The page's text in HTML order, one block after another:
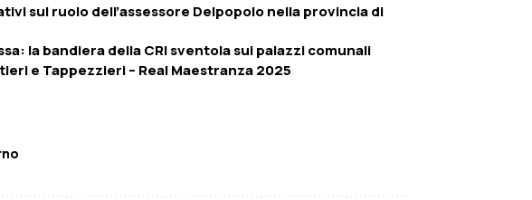
sul ruolo dell’assessore Delpopolo nella provincia di
la bandiera della CRI sventola sui palazzi comunali
e Tappezzieri – Real Maestranza 2025